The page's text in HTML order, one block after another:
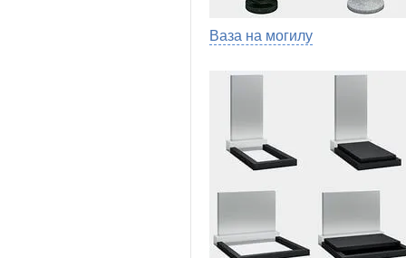
Ваза на могилу